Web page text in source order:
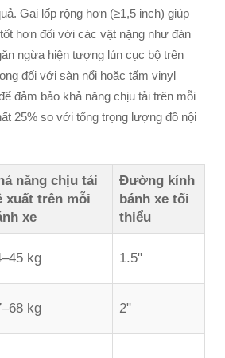
Gai lốp rộng hơn (≥1,5 inch) giúp
hơn đối với các vật nặng như đàn
ngừa hiện tượng lún cục bộ trên
đối với sàn nổi hoặc tấm vinyl
đảm bảo khả năng chịu tải trên mỗi
25% so với tổng trọng lượng đồ nội
năng chịu tải
xuất trên mỗi
xe
Đường kính
bánh xe tối
thiểu
kg 1.5"
kg 2"